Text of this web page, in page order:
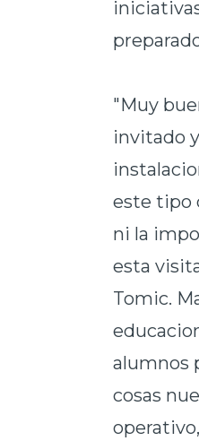
"Muy
invitado
este tipo
ni la
esta
Tomic.
alumnos
cosas